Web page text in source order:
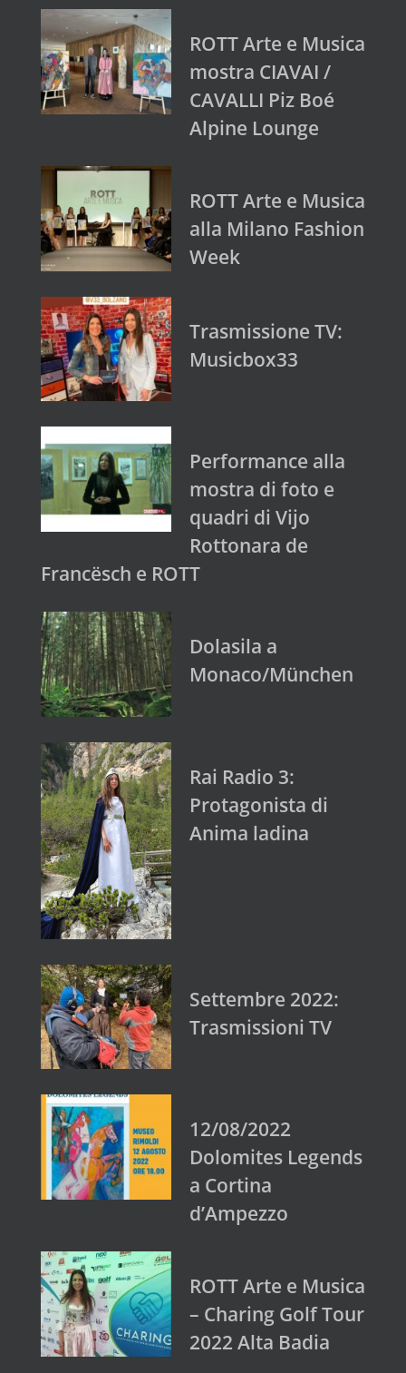
ROTT Arte e Musica
mostra CIAVAI /
CAVALLI Piz Boé
Alpine Lounge
ROTT Arte e Musica
alla Milano Fashion
Week
Trasmissione TV:
Musicbox33
Performance alla
mostra di foto e
quadri di Vijo
Rottonara de
Francësch e ROTT
Dolasila a
Monaco/München
Rai Radio 3:
Protagonista di
Anima ladina
Settembre 2022:
Trasmissioni TV
12/08/2022
Dolomites Legends
a Cortina
d’Ampezzo
ROTT Arte e Musica
– Charing Golf Tour
2022 Alta Badia